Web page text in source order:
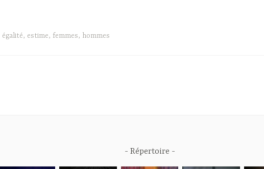
égalité, estime, femmes, hommes
Répertoire